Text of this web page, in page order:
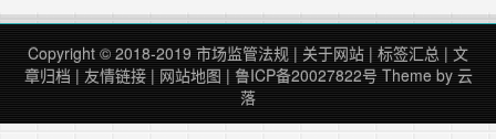
《中华人民共和……
Copyright © 2018-2019 市场监管法规 | 关于网站 | 标签汇总 | 文
章归档 | 友情链接| 网站地图 | 鲁ICP备20027822号 Theme by 云
落